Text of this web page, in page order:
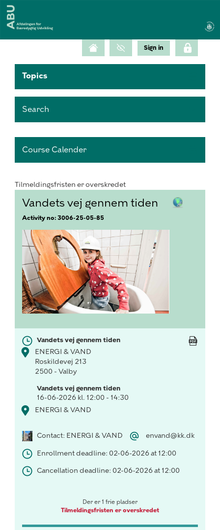
Topics
Search
Course Calender
Tilmeldingsfristen er overskredet
Vandets vej gennem tiden
Activity no: 3006-25-05-85
Vandets vej gennem tiden
ENERGI & VAND
Roskildevej 213
2500 - Valby
Vandets vej gennem tiden
16-06-2026 kl. 12:00 - 14:30
ENERGI & VAND
Contact: ENERGI & VAND envand@kk.dk
Enrollment deadline: 02-06-2026 at 12:00
Cancellation deadline: 02-06-2026 at 12:00
Der er 1 frie pladser
Tilmeldingsfristen er overskredet